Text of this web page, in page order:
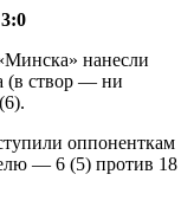
нанесли
(в створ — ни
оппоненткам
— 6 (5) против 18